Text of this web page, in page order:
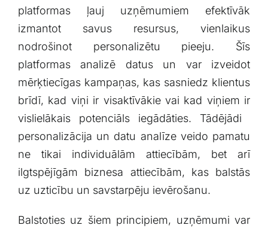
platformas ļauj uzņēmumiem efektīvāk
izmantot savus resursus, vienlaikus
nodrošinot personalizētu pieeju. Šīs
platformas ‌analizē datus un var izveidot
mērķtiecīgas ​kampaņas, kas sasniedz klientus
brīdī,⁤ kad⁣ viņi ​ir visaktīvākie vai kad⁣ viņiem ir
vislielākais potenciāls iegādāties. Tādējādi ​
personalizācija un datu analīze veido pamatu
ne tikai individuālām attiecībām, bet arī
ilgtspējīgām biznesa attiecībām,​ kas⁢ balstās
⁣uz uzticību un ​savstarpēju ​ievērošanu.
Balstoties uz šiem principiem,⁢ uzņēmumi var